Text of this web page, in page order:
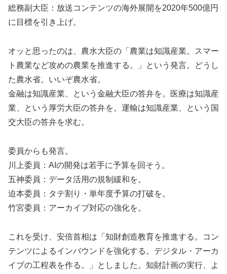
総務副大臣：放送コンテンツの海外展開を2020年500億円
に目標を引き上げ。
オッと思ったのは、農水大臣の「農業は知識産業。スマー
ト農業など攻めの農業を推進する。」という発言。どうし
た農水省。いいぞ農水省。
金融は知識産業、という金融大臣の答弁を。医療は知識産
業、という厚労大臣の答弁を。運輸は知識産業、という国
交大臣の答弁を求む。
委員からも発言。
川上委員：AIの開発は若手に予算を回そう。
五神委員：データ活用の規制緩和を。
迫本委員：タテ割り・単年度予算の打破を。
竹宮委員：アーカイブ対応の強化を。
これを受け、安倍首相は「知財創造教育を推進する。コン
テンツによるインバウンドを強化する。デジタル・アーカ
イブの工程表を作る。」としました。知財計画の実行、よ